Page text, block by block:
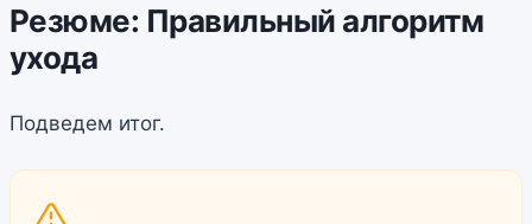
Резюме: Правильный алгоритм
ухода
Подведем итог.